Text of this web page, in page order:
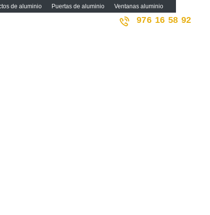
de aluminio Puertas de aluminio Ventanas aluminio
976 16 58 92